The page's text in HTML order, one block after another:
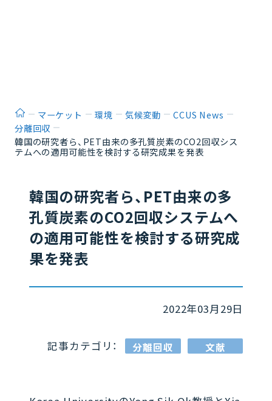
ホームマーケット 環境 気候変動
CCUS News
分離回収
韓国の研究者ら、PET由来の多孔質炭素のCO2回収シス
テムへの適用可能性を検討する研究成果を発表
韓国の研究者ら、PET由来の多
孔質炭素のCO2回収システムへ
の適用可能性を検討する研究成
果を発表
2022年03月29日
記事カテゴリ： 分離回収 文献